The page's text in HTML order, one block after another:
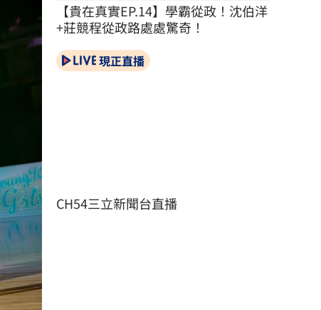
【貴在真實EP.14】學霸從政！沈伯洋
+莊競程從政路處處驚奇！
現正直播
CH54三立新聞台直播